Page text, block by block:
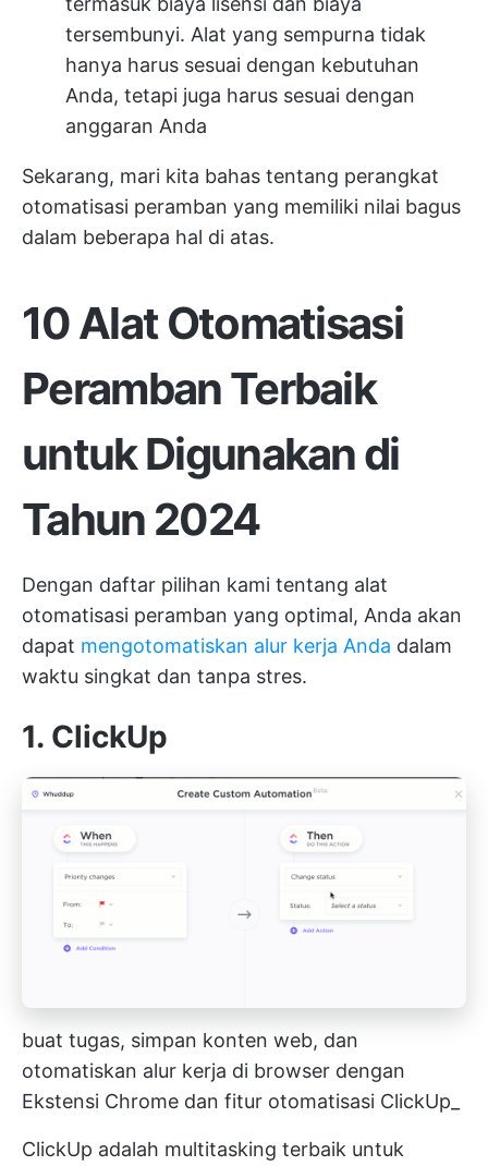
tersembunyi. Alat yang sempurna tidak
hanya harus sesuai dengan kebutuhan
Anda, tetapi juga harus sesuai dengan
anggaran Anda
Sekarang, mari kita bahas tentang perangkat
otomatisasi peramban yang memiliki nilai bagus
dalam beberapa hal di atas.
10 Alat Otomatisasi
Peramban Terbaik
untuk Digunakan di
Tahun 2024
Dengan daftar pilihan kami tentang alat
otomatisasi peramban yang optimal, Anda akan
dapat mengotomatiskan alur kerja Anda dalam
waktu singkat dan tanpa stres.
1. ClickUp
buat tugas, simpan konten web, dan
otomatiskan alur kerja di browser dengan
Ekstensi Chrome dan fitur otomatisasi ClickUp_
ClickUp adalah multitasking terbaik untuk